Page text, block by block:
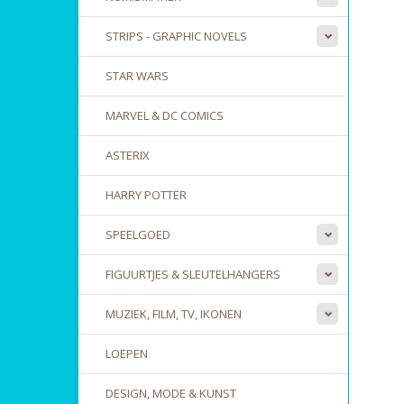
STRIPS - GRAPHIC NOVELS
STAR WARS
MARVEL & DC COMICS
ASTERIX
HARRY POTTER
SPEELGOED
FIGUURTJES & SLEUTELHANGERS
MUZIEK, FILM, TV, IKONEN
LOEPEN
DESIGN, MODE & KUNST